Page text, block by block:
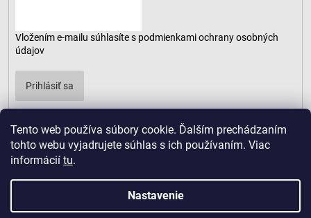
Tento web používa súbory cookie. Ďalším prechádzaním
tohto webu vyjadrujete súhlas s ich používaním. Viac
informácií tu.
Nastavenie
Vložením e-mailu súhlasíte s podmienkami ochrany osobných
údajov
Prihlásiť sa